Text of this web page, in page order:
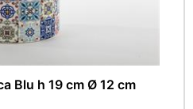
Blu h 19 cm Ø 12 cm